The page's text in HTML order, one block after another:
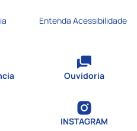
Entenda Acessibilidade
Ouvidoria
INSTAGRAM